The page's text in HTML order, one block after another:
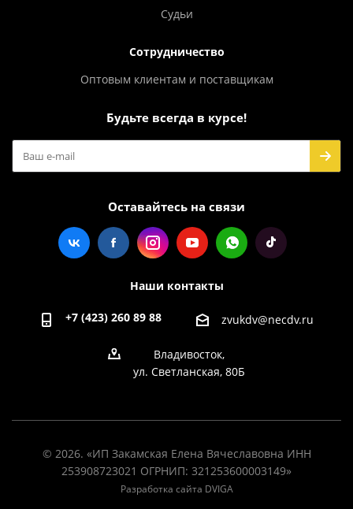
Судьи
Сотрудничество
Оптовым клиентам и поставщикам
Будьте всегда в курсе!
Оставайтесь на связи
Наши контакты
+7 (423) 260 89 88 zvukdv@necdv.ru
Владивосток,
ул. Светланская, 80Б
© 2026. «ИП Закамская Елена Вячеславовна ИНН
253908723021 ОГРНИП: 321253600003149»
Разработка сайта DVIGA